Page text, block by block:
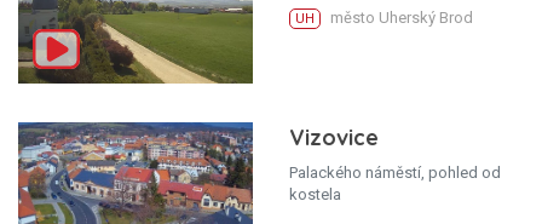
UH město Uherský Brod
Vizovice
Palackého náměstí, pohled od
kostela